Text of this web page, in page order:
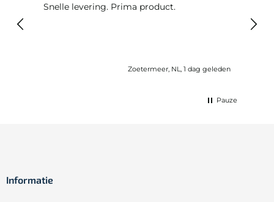
Snelle levering. Prima product.
Zoetermeer, NL, 1 dag geleden
lang
Pauze
Informatie